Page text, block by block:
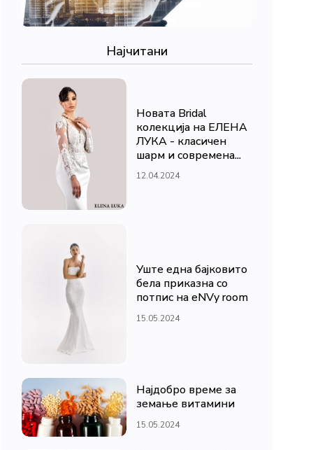
Најчитани
Новата Bridal
колекција на ЕЛЕНА
ЛУКА - класичен
шарм и современа...
12.04.2024
Уште една бајковито
бела приказна со
потпис на eNVy room
15.05.2024
Најдобро време за
земање витамини
15.05.2024